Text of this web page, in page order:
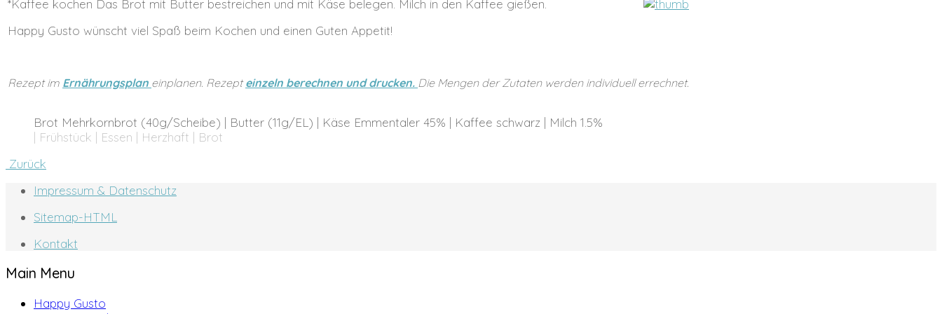
*Kaffee kochen Das Brot mit Butter bestreichen und mit Käse belegen. Milch in den Kaffee gießen.
Happy Gusto wünscht viel Spaß beim Kochen und einen Guten Appetit!
Rezept im Ernährungsplan einplanen. Rezepteinzeln berechnen und drucken. Die Mengen der Zutaten werden individuell errechnet.
Brot Mehrkornbrot (40g/Scheibe) | Butter (11g/EL) | Käse Emmentaler 45% | Kaffee schwarz | Milch 1.5%
| Frühstück | Essen | Herzhaft | Brot
Zurück
Impressum & Datenschutz
Sitemap-HTML
Kontakt
Main Menu
Happy Gusto